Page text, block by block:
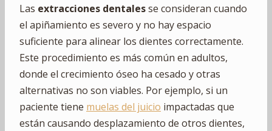
Las extracciones dentalesse consideran cuando
el apiñamiento es severo y no hay espacio
suficiente para alinear los dientes correctamente.
Este procedimiento es más común en adultos,
donde el crecimiento óseo ha cesado y otras
alternativas no son viables. Por ejemplo, si un
paciente tiene muelas del juicio impactadas que
están causando desplazamiento de otros dientes,